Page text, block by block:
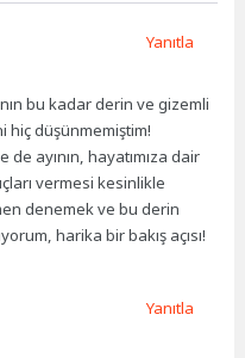
bu kadar derin ve gizemli
hiç düşünmemiştim!
ayının, hayatımıza dair
vermesi kesinlikle
denemek ve bu derin
harika bir bakış açısı!
Yanıtla
Yanıtla